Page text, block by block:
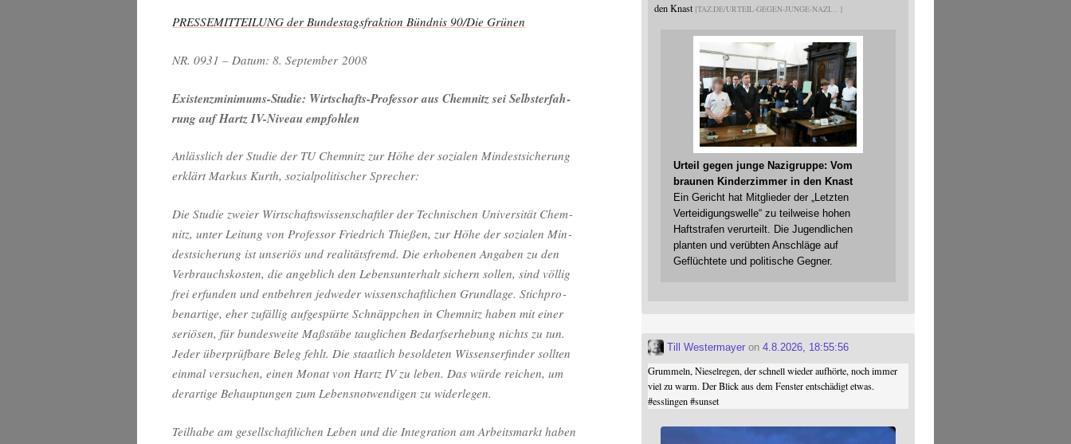
PRESSEMITTEILUNG der Bun­des­tags­frak­ti­on Bünd­nis 90/Die Grünen
NR. 0931 – Datum: 8. Sep­tem­ber 2008
Exis­tenz­mi­ni­mums-Stu­die: Wirt­schafts-Pro­fes­sor aus Chem­nitz sei Selbst­er­fah­
rung auf Hartz IV-Niveau empfohlen
Anläss­lich der Stu­die der TU Chem­nitz zur Höhe der sozia­len Min­dest­si­che­rung
erklärt Mar­kus Kurth, sozi­al­po­li­ti­scher Sprecher:
Die Stu­die zwei­er Wirt­schafts­wis­sen­schaft­ler der Tech­ni­schen Uni­ver­si­tät Chem­
nitz, unter Lei­tung von Pro­fes­sor Fried­rich Thie­ßen, zur Höhe der sozia­len Min­
dest­si­che­rung ist unse­ri­ös und rea­li­täts­fremd. Die erho­be­nen Anga­ben zu den
Ver­brauchs­kos­ten, die angeb­lich den Lebens­un­ter­halt sichern sol­len, sind völ­lig
frei erfun­den und ent­beh­ren jed­we­der wis­sen­schaft­li­chen Grund­la­ge. Stich­pro­
ben­ar­ti­ge, eher zufäl­lig auf­ge­spür­te Schnäpp­chen in Chem­nitz haben mit einer
seriö­sen, für bun­des­wei­te Maß­stä­be taug­li­chen Bedarfs­er­he­bung nichts zu tun.
Jeder über­prüf­ba­re Beleg fehlt. Die staat­lich besol­de­ten Wis­sen­ser­fin­der soll­ten
ein­mal ver­su­chen, einen Monat von Hartz IV zu leben. Das wür­de rei­chen, um
der­ar­ti­ge Behaup­tun­gen zum Lebens­not­wen­di­gen zu widerlegen.
Teil­ha­be am gesell­schaft­li­chen Leben und die Inte­gra­ti­on am Arbeits­markt haben
den Knast TAZ.DE/URTEIL-GEGEN-JUNGE-NAZI
Urteil gegen junge Nazigruppe: Vom
braunen Kinderzimmer in den Knast
Ein Gericht hat Mitglieder der „Letzten
Verteidigungswelle“ zu teilweise hohen
Haftstrafen verurteilt. Die Jugendlichen
planten und verübten Anschläge auf
Geflüchtete und politische Gegner.
Till Westermayer on4.8.2026, 18:55:56
Grummeln, Nieselregen, der schnell wieder aufhörte, noch immer
viel zu warm. Der Blick aus dem Fenster entschädigt etwas.
#esslingen #sunset